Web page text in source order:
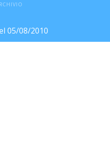
05/08/2010